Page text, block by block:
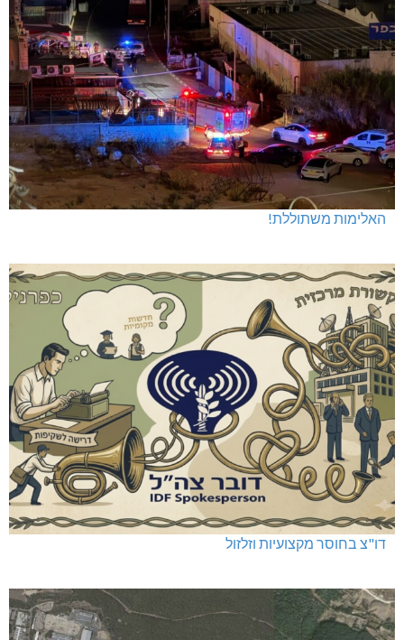
האלימות משתוללת!
דו"צ בחוסר מקצועיות וזלזול